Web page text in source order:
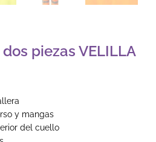
piezas VELILLA
y mangas
del cuello